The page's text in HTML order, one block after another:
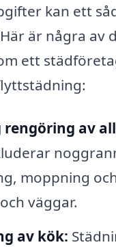
kan ett
är några av
ett
rengöring av
moppning
väggar.
av kök: